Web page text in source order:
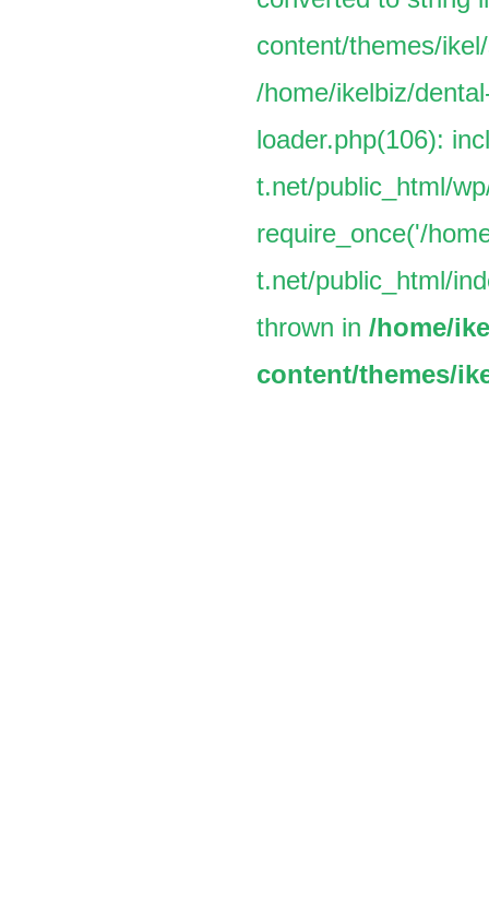
content/themes/
/home/ikelbiz/
loader.php(106):
t.net/public_html/
require_once('/
t.net/public_html/
thrown in /home/
content/themes/